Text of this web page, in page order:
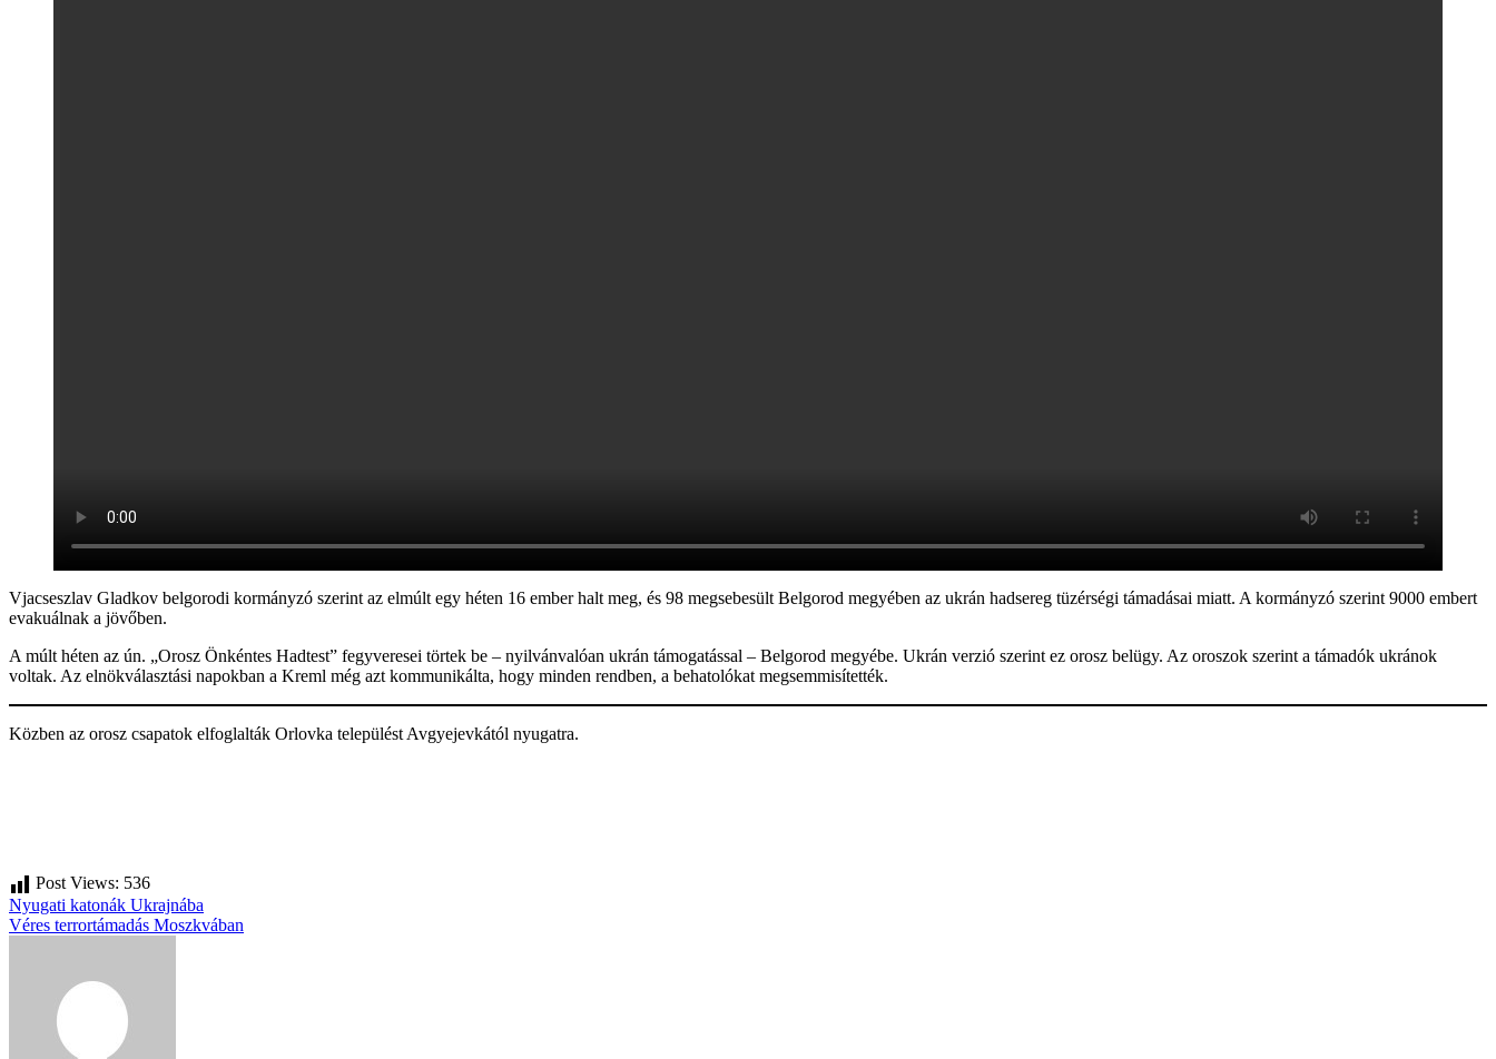
Vjacseszlav Gladkov belgorodi kormányzó szerint az elmúlt egy héten 16 ember halt meg, és 98 megsebesült Belgorod megyében az ukrán hadsereg tüzérségi támadásai miatt. A kormányzó szerint 9000 embert
evakuálnak a jövőben.
A múlt héten az ún. „Orosz Önkéntes Hadtest” fegyveresei törtek be – nyilvánvalóan ukrán támogatással – Belgorod megyébe. Ukrán verzió szerint ez orosz belügy. Az oroszok szerint a támadók ukránok
voltak. Az elnökválasztási napokban a Kreml még azt kommunikálta, hogy minden rendben, a behatolókat megsemmisítették.
Közben az orosz csapatok elfoglalták Orlovka települést Avgyejevkától nyugatra.
Post Views: 536
Bejegyzés
navigáció
Nyugati katonák Ukrajnába
Véres terrortámadás Moszkvában